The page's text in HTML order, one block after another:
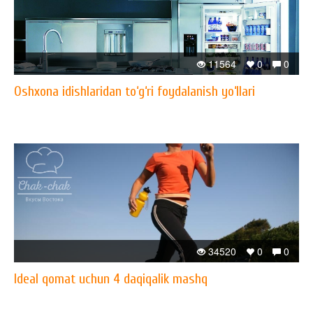
0
0
11564
Oshxona idishlaridan to‘g‘ri foydalanish yo‘llari
0
0
34520
Ideal qomat uchun 4 daqiqalik mashq